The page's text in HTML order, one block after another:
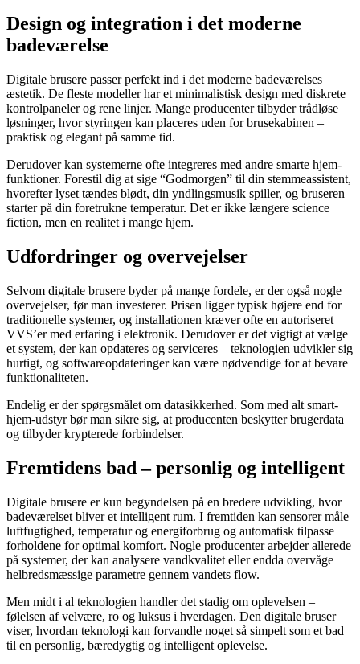
Design og integration i det moderne
badeværelse
Digitale brusere passer perfekt ind i det moderne badeværelses
æstetik. De fleste modeller har et minimalistisk design med diskrete
kontrolpaneler og rene linjer. Mange producenter tilbyder trådløse
løsninger, hvor styringen kan placeres uden for brusekabinen –
praktisk og elegant på samme tid.
Derudover kan systemerne ofte integreres med andre smarte hjem-
funktioner. Forestil dig at sige “Godmorgen” til din stemmeassistent,
hvorefter lyset tændes blødt, din yndlingsmusik spiller, og bruseren
starter på din foretrukne temperatur. Det er ikke længere science
fiction, men en realitet i mange hjem.
Udfordringer og overvejelser
Selvom digitale brusere byder på mange fordele, er der også nogle
overvejelser, før man investerer. Prisen ligger typisk højere end for
traditionelle systemer, og installationen kræver ofte en autoriseret
VVS’er med erfaring i elektronik. Derudover er det vigtigt at vælge
et system, der kan opdateres og serviceres – teknologien udvikler sig
hurtigt, og softwareopdateringer kan være nødvendige for at bevare
funktionaliteten.
Endelig er der spørgsmålet om datasikkerhed. Som med alt smart-
hjem-udstyr bør man sikre sig, at producenten beskytter brugerdata
og tilbyder krypterede forbindelser.
Fremtidens bad – personlig og intelligent
Digitale brusere er kun begyndelsen på en bredere udvikling, hvor
badeværelset bliver et intelligent rum. I fremtiden kan sensorer måle
luftfugtighed, temperatur og energiforbrug og automatisk tilpasse
forholdene for optimal komfort. Nogle producenter arbejder allerede
på systemer, der kan analysere vandkvalitet eller endda overvåge
helbredsmæssige parametre gennem vandets flow.
Men midt i al teknologien handler det stadig om oplevelsen –
følelsen af velvære, ro og luksus i hverdagen. Den digitale bruser
viser, hvordan teknologi kan forvandle noget så simpelt som et bad
til en personlig, bæredygtig og intelligent oplevelse.